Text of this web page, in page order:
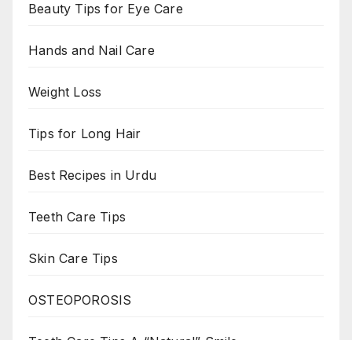
Beauty Tips for Eye Care
Hands and Nail Care
Weight Loss
Tips for Long Hair
Best Recipes in Urdu
Teeth Care Tips
Skin Care Tips
OSTEOPOROSIS